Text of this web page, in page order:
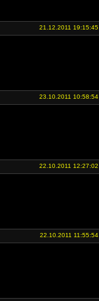
21.12.2011 19:15:45
23.10.2011 10:58:54
22.10.2011 12:27:02
22.10.2011 11:55:54